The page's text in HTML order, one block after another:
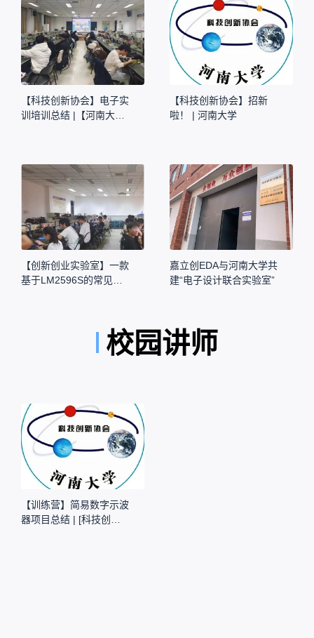
【科技创新协会】电子实
训培训总结 |【河南大
【科技创新协会】招新
啦！ | 河南大学
【创新创业实验室】一款
基于LM2596S的常见电
嘉立创EDA与河南大学共
建“电子设计联合实验室”
校园讲师
【训练营】简易数字示波
器项目总结 | [科技创新